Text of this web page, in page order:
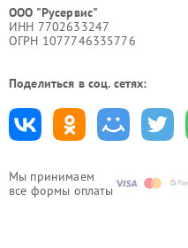
Мы принимаем
все формы оплаты
ООО "Русервис"
ИНН 7702633247
ОГРН 1077746335776
Поделиться в соц. сетях: